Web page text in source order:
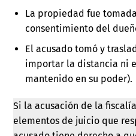
La propiedad fue
consentimiento del
El acusado tomó y
importar la distancia ni
mantenido en su poder).
Si la acusación de la
elementos de juicio que